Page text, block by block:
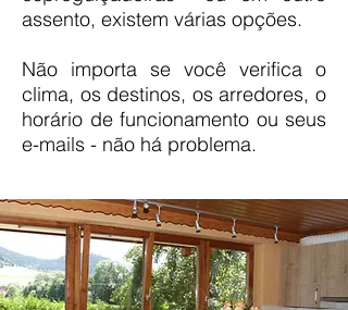
assento, existem várias opções.
Não importa se você verifica o
clima, os destinos, os arredores, o
horário de funcionamento ou seus
e-mails - não há problema.